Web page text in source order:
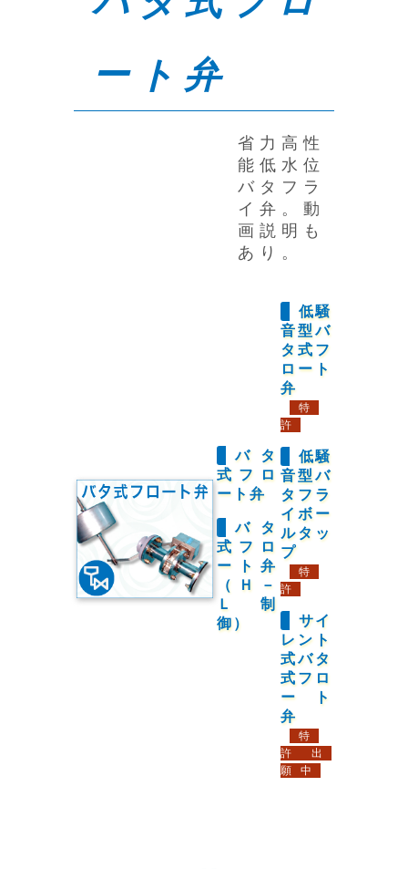
ート弁
省力高性
能低水位
バタフラ
イ弁。動
画説明も
あり。
バタ
式フロ
ート弁
バタ
式フロ
ート弁
（Ｈ－
Ｌ制
御）
低騒
音型バ
タ式フ
ロート
弁
特
許
低騒
音型バ
タフラ
イボー
ルタッ
プ
特
許
サイ
レント
式バタ
式フロ
ート
弁
特
許出
願中